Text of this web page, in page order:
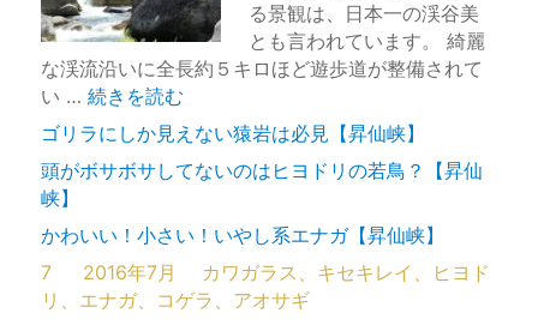
る景観は、日本一の渓谷美
とも言われています。 綺麗
な渓流沿いに全長約５キロほど遊歩道が整備されて
い …“御嶽昇仙峡と野鳥たち【山梨県甲府市】” の
続きを読む
ゴリラにしか見えない猿岩は必見【昇仙峡】
頭がボサボサしてないのはヒヨドリの若鳥？【昇仙
峡】
かわいい！小さい！いやし系エナガ【昇仙峡】
7
2016年7月 カワガラス、キセキレイ、ヒヨド
リ、エナガ、コゲラ、アオサギ